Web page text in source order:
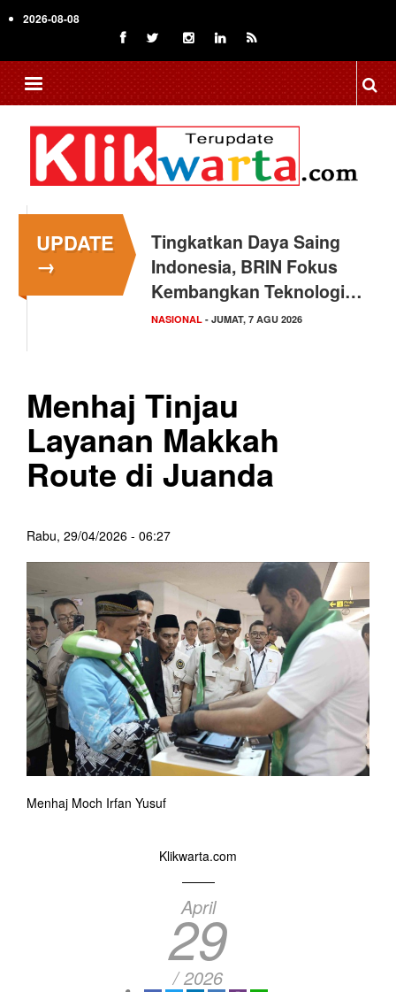
to
content
2026-08-08
UPDATE
→
Tingkatkan Daya Saing
Indonesia, BRIN Fokus
Kembangkan Teknologi…
NASIONAL - JUMAT, 7 AGU 2026
Menhaj Tinjau
Layanan Makkah
Route di Juanda
Rabu, 29/04/2026 - 06:27
Menhaj Moch Irfan Yusuf
Klikwarta.com
April
29
/ 2026